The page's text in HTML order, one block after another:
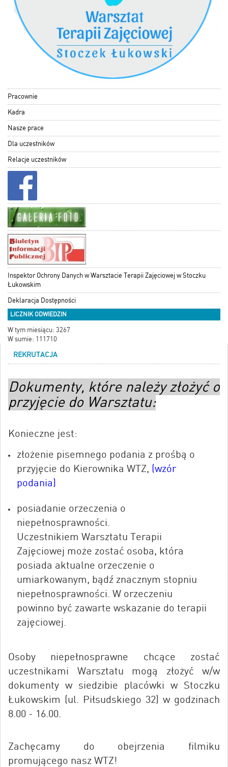
Pracownie
Kadra
Nasze prace
Dla uczestników
Relacje uczestników
Inspektor Ochrony Danych w Warsztacie Terapii Zajęciowej w Stoczku
Łukowskim
Deklaracja Dostępności
LICZNIK ODWIEDZIN
W tym miesiącu: 3267
W sumie: 111710
REKRUTACJA
Dokumenty, które należy złożyć o
przyjęcie do Warsztatu:
Konieczne jest:
złożenie pisemnego podania z prośbą o
przyjęcie do Kierownika WTZ, (wzór
podania)
posiadanie orzeczenia o
niepełnosprawności.
Uczestnikiem Warsztatu Terapii
Zajęciowej może zostać osoba, która
posiada aktualne orzeczenie o
umiarkowanym, bądź znacznym stopniu
niepełnosprawności. W orzeczeniu
powinno być zawarte wskazanie do terapii
zajęciowej.
Osoby niepełnosprawne chcące zostać
uczestnikami Warsztatu mogą złożyć w/w
dokumenty w siedzibie placówki w Stoczku
Łukowskim (ul. Piłsudskiego 32) w godzinach
8.00 - 16.00.
Zachęcamy do obejrzenia filmiku
promującego nasz WTZ!